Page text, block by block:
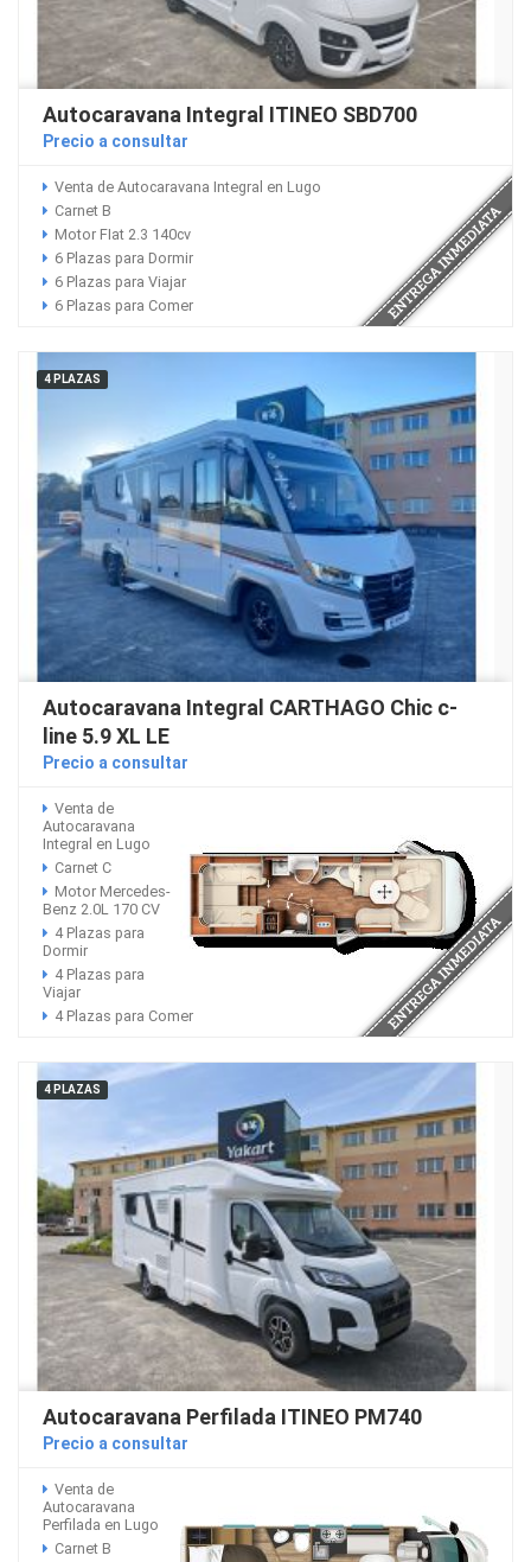
Autocaravana Integral ITINEO SBD700
Precio a consultar
Venta de Autocaravana Integral en Lugo
Carnet B
Motor FIat 2.3 140cv
6 Plazas para Dormir
6 Plazas para Viajar
6 Plazas para Comer
4 PLAZAS
Autocaravana Integral CARTHAGO Chic c-
line 5.9 XL LE
Precio a consultar
Venta de
Autocaravana
Integral en Lugo
Carnet C
Motor Mercedes-
Benz 2.0L 170 CV
4 Plazas para
Dormir
4 Plazas para
Viajar
4 Plazas para Comer
4 PLAZAS
Autocaravana Perfilada ITINEO PM740
Precio a consultar
Venta de
Autocaravana
Perfilada en Lugo
Carnet B